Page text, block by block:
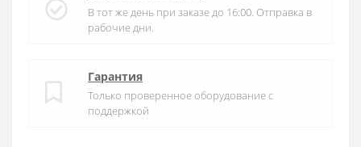
В тот же день при заказе до 16:00. Отправка в
рабочие дни.
Гарантия
Только проверенное оборудование с
поддержкой